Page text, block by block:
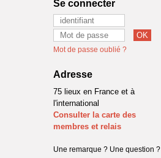
Se connecter
Mot de passe oublié ?
Adresse
75 lieux en France et à
l'international
Consulter la carte des
membres et relais
Une remarque ? Une question ?